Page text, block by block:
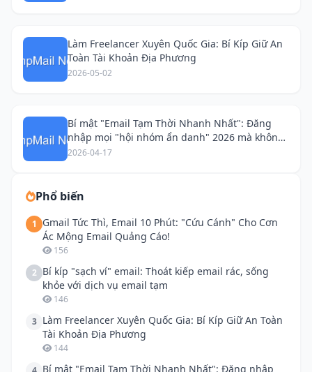
Làm Freelancer Xuyên Quốc Gia: Bí Kíp Giữ An
Toàn Tài Khoản Địa Phương
2026-05-02
Bí mật "Email Tạm Thời Nhanh Nhất": Đăng
nhập mọi "hội nhóm ẩn danh" 2026 mà không
lộ diện!
2026-04-17
Phổ biến
1
Gmail Tức Thì, Email 10 Phút: "Cứu Cánh" Cho Cơn
Ác Mộng Email Quảng Cáo!
156
2 Bí kíp "sạch ví" email: Thoát kiếp email rác, sống
khỏe với dịch vụ email tạm
146
3 Làm Freelancer Xuyên Quốc Gia: Bí Kíp Giữ An Toàn
Tài Khoản Địa Phương
144
Bí mật "Email Tạm Thời Nhanh Nhất": Đăng nhập